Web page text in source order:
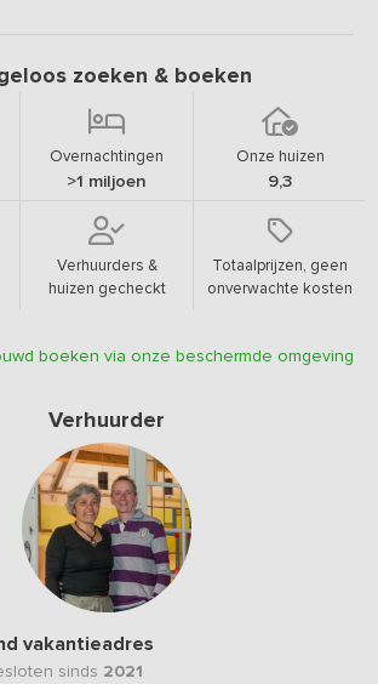
zoeken & boeken
Overnachtingen
>1 miljoen
Onze huizen
9,3
Verhuurders &
huizen gecheckt
Totaalprijzen, geen
onverwachte kosten
boeken via onze beschermde omgeving
Verhuurder
vakantieadres
sinds 2021